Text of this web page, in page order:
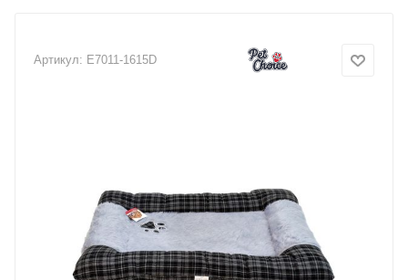
Артикул: E7011-1615D